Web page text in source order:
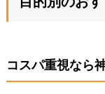
コスパ重視なら